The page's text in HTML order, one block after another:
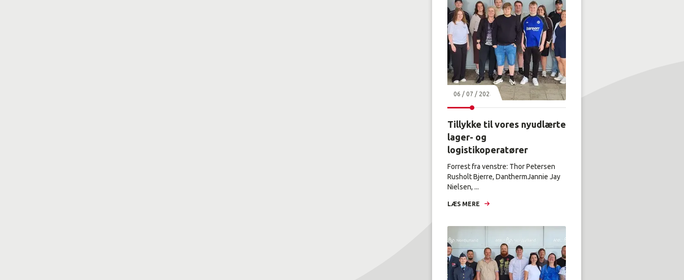
06 / 07 / 2026
Tillykke til vores nyudlærte
lager- og
logistikoperatører
Forrest fra venstre: Thor Petersen
Rusholt Bjerre, DanthermJannie Jay
Nielsen, ...
LÆS MERE